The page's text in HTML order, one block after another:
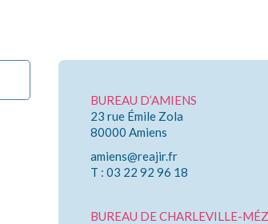
BUREAU D’AMIENS
23 rue Émile Zola
80000 Amiens
amiens@reajir.fr
T : 03 22 92 96 18
BUREAU DE CHARLEVILLE-